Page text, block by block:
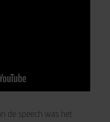
de speech was het